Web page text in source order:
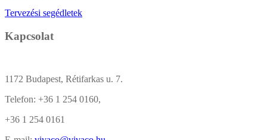
Tervezési segédletek
Kapcsolat
1172 Budapest, Rétifarkas u. 7.
Telefon: +36 1 254 0160,
+36 1 254 0161